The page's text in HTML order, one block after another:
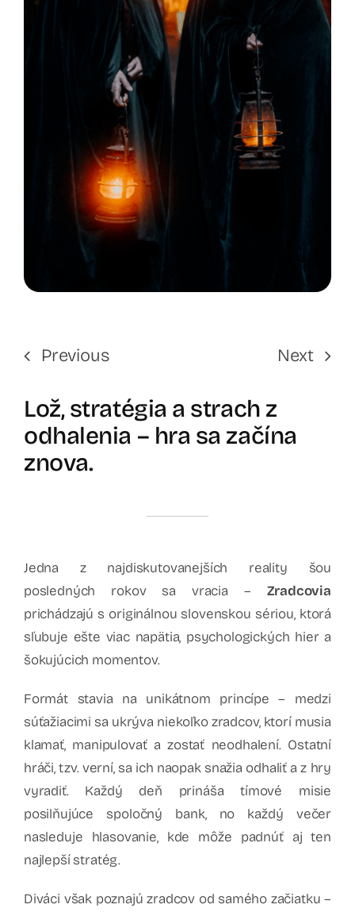
Previous Next
Lož, stratégia a strach z
odhalenia – hra sa začína
znova.
Jedna z najdiskutovanejších reality šou
posledných rokov sa vracia – Zradcovia
prichádzajú s originálnou slovenskou sériou, ktorá
sľubuje ešte viac napätia, psychologických hier a
šokujúcich momentov.
Formát stavia na unikátnom princípe – medzi
súťažiacimi sa ukrýva niekoľko zradcov, ktorí musia
klamať, manipulovať a zostať neodhalení. Ostatní
hráči, tzv. verní, sa ich naopak snažia odhaliť a z hry
vyradiť. Každý deň prináša tímové misie
posilňujúce spoločný bank, no každý večer
nasleduje hlasovanie, kde môže padnúť aj ten
najlepší stratég.
Diváci však poznajú zradcov od samého začiatku –